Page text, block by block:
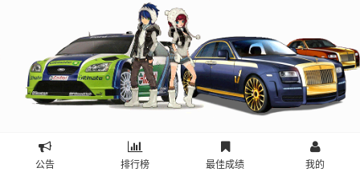
公告 排行榜 最佳成绩 我的